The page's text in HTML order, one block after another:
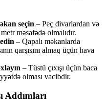
seçin – Peç divarlardan və
məsafədə olmalıdır.
– Qapalı məkanlarda
qarşısını almaq üçün hava
– Tüstü çıxışı üçün baca
olması vacibdir.
Addımları